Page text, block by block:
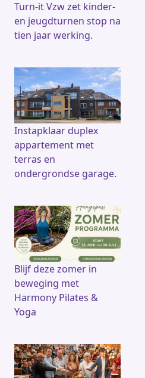
Turn-it Vzw zet kinder-
en jeugdturnen stop na
tien jaar werking.
Instapklaar duplex
appartement met
terras en
ondergrondse garage.
Blijf deze zomer in
beweging met
Harmony Pilates &
Yoga